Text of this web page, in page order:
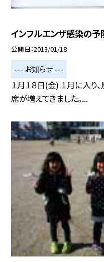
インフルエンザ感染の
公開日 2013/01/18
--- お知らせ ---
１月１８日(金) １月に入り
席が増えてきました。...